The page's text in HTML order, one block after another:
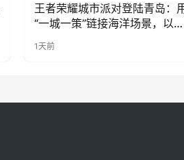
王者荣耀城市派对登陆青岛：
“一城一策”链接海洋场景，以双
1天前